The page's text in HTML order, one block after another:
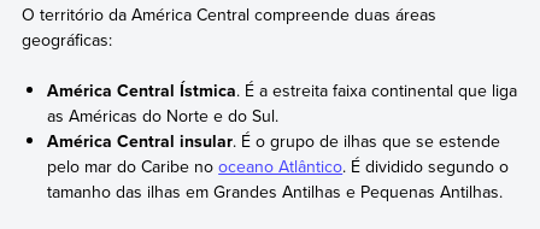
O território da América Central compreende duas áreas
geográficas:
América Central Ístmica. É a estreita faixa continental que liga
as Américas do Norte e do Sul.
América Central insular. É o grupo de ilhas que se estende
pelo mar do Caribe nooceano Atlântico. É dividido segundo o
tamanho das ilhas em Grandes Antilhas e Pequenas Antilhas.